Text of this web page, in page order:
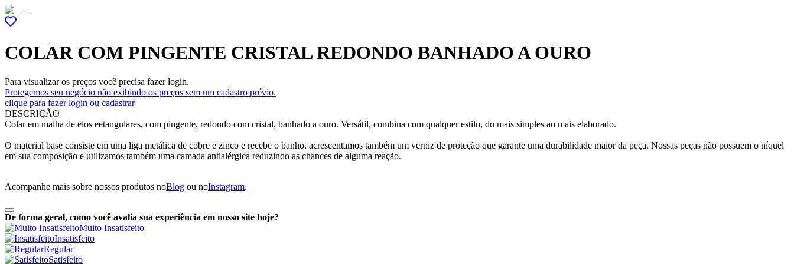
COLAR COM PINGENTE CRISTAL REDONDO BANHADO A OURO
Para visualizar os preços você precisa fazer login.
Protegemos seu negócio não exibindo os preços sem um cadastro prévio.
clique para fazer login ou cadastrar
DESCRIÇÃO
Colar em malha de elos eetangulares, com pingente, redondo com cristal, banhado a ouro. Versátil, combina com qualquer estilo, do mais simples ao mais elaborado.
O material base consiste em uma liga metálica de cobre e zinco e recebe o banho, acrescentamos também um verniz de proteção que garante uma durabilidade maior da peça. Nossas peças não possuem o níquel
em sua composição e utilizamos também uma camada antialérgica reduzindo as chances de alguma reação.
Acompanhe mais sobre nossos produtos noBlog ou noInstagram.
De forma geral, como você avalia sua experiência em nosso site hoje?
Muito Insatisfeito
Insatisfeito
Regular
Satisfeito